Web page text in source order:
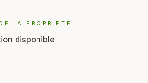
LA PROPRIÉTÉ
disponible